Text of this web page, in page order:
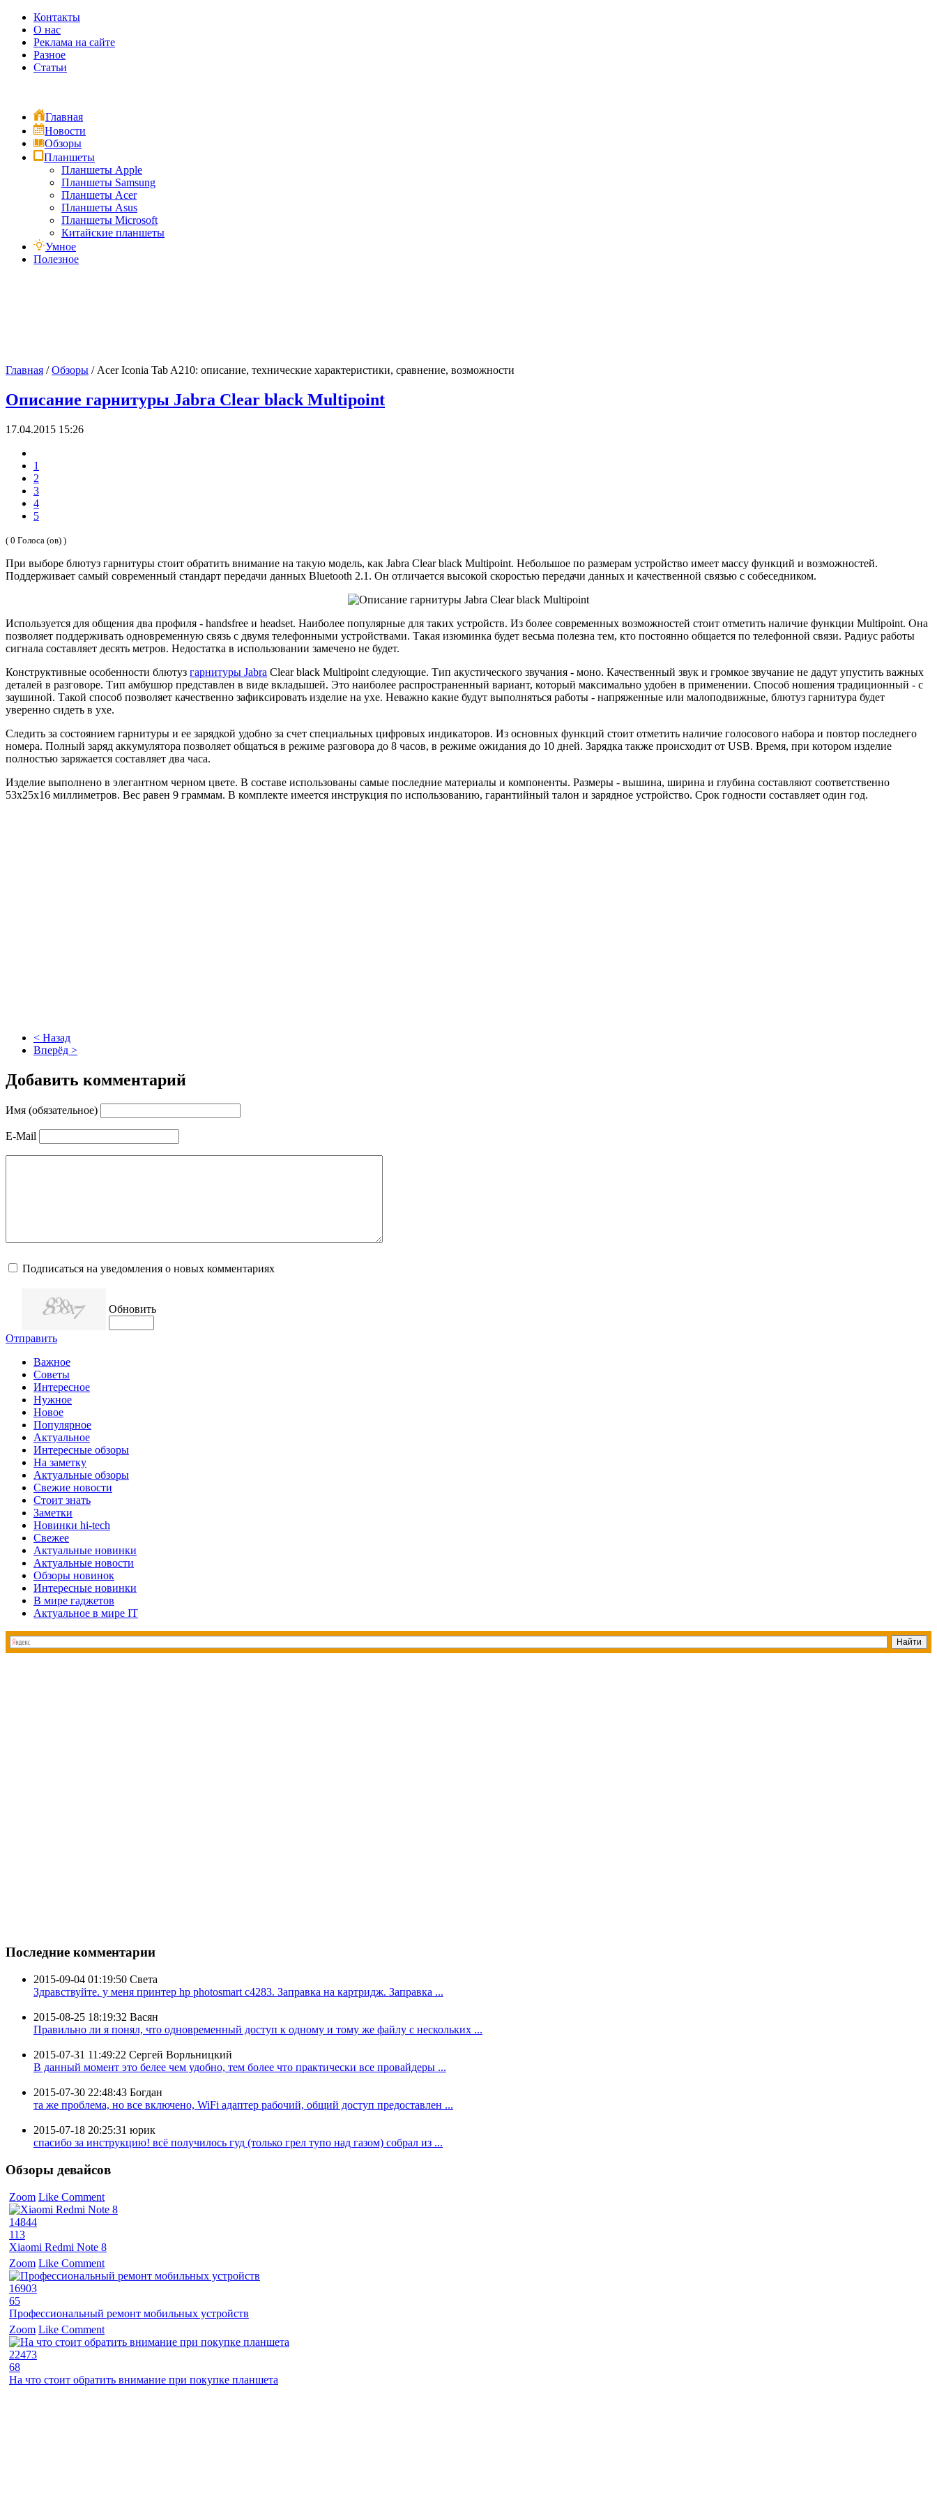
Контакты
О нас
Реклама на сайте
Разное
Статьи
Главная
Новости
Обзоры
Планшеты
Планшеты Apple
Планшеты Samsung
Планшеты Acer
Планшеты Asus
Планшеты Microsoft
Китайские планшеты
Умное
Полезное
Главная /Обзоры / Acer Iconia Tab A210: описание, технические характеристики, сравнение, возможности
Описание гарнитуры Jabra Clear black Multipoint
17.04.2015 15:26
1
2
3
4
5
( 0 Голоса (ов) )
При выборе блютуз гарнитуры стоит обратить внимание на такую модель, как Jabra Clear black Multipoint. Небольшое по размерам устройство имеет массу функций и возможностей.
Поддерживает самый современный стандарт передачи данных Bluetooth 2.1. Он отличается высокой скоростью передачи данных и качественной связью с собеседником.
Используется для общения два профиля - handsfree и headset. Наиболее популярные для таких устройств. Из более современных возможностей стоит отметить наличие функции Multipoint. Она
позволяет поддерживать одновременную связь с двумя телефонными устройствами. Такая изюминка будет весьма полезна тем, кто постоянно общается по телефонной связи. Радиус работы
сигнала составляет десять метров. Недостатка в использовании замечено не будет.
Конструктивные особенности блютуз гарнитуры Jabra Clear black Multipoint следующие. Тип акустического звучания - моно. Качественный звук и громкое звучание не дадут упустить важных
деталей в разговоре. Тип амбушюр представлен в виде вкладышей. Это наиболее распространенный вариант, который максимально удобен в применении. Способ ношения традиционный - с
заушиной. Такой способ позволяет качественно зафиксировать изделие на ухе. Неважно какие будут выполняться работы - напряженные или малоподвижные, блютуз гарнитура будет
уверенно сидеть в ухе.
Следить за состоянием гарнитуры и ее зарядкой удобно за счет специальных цифровых индикаторов. Из основных функций стоит отметить наличие голосового набора и повтор последнего
номера. Полный заряд аккумулятора позволяет общаться в режиме разговора до 8 часов, в режиме ожидания до 10 дней. Зарядка также происходит от USB. Время, при котором изделие
полностью заряжается составляет два часа.
Изделие выполнено в элегантном черном цвете. В составе использованы самые последние материалы и компоненты. Размеры - вышина, ширина и глубина составляют соответственно
53х25х16 миллиметров. Вес равен 9 граммам. В комплекте имеется инструкция по использованию, гарантийный талон и зарядное устройство. Срок годности составляет один год.
< Назад
Вперёд >
Добавить комментарий
Имя (обязательное)
E-Mail
Подписаться на уведомления о новых комментариях
Обновить
Отправить
Важное
Советы
Интересное
Нужное
Новое
Популярное
Актуальное
Интересные обзоры
На заметку
Актуальные обзоры
Свежие новости
Стоит знать
Заметки
Новинки hi-tech
Свежее
Актуальные новинки
Актуальные новости
Обзоры новинок
Интересные новинки
В мире гаджетов
Актуальное в мире IT
Последние комментарии
2015-09-04 01:19:50 Света
Здравствуйте. у меня принтер hp photosmart c4283. Заправка на картридж. Заправка ...
2015-08-25 18:19:32 Васян
Правильно ли я понял, что одновременный доступ к одному и тому же файлу с нескольких ...
2015-07-31 11:49:22 Сергей Ворльницкий
В данный момент это белее чем удобно, тем более что практически все провайдеры ...
2015-07-30 22:48:43 Богдан
та же проблема, но все включено, WiFi адаптер рабочий, общий доступ предоставлен ...
2015-07-18 20:25:31 юрик
спасибо за инструкцию! всё получилось гуд (только грел тупо над газом) собрал из ...
Обзоры девайсов
Zoom Like Comment
14844
113
Xiaomi Redmi Note 8
Zoom Like Comment
16903
65
Профессиональный ремонт мобильных устройств
Zoom Like Comment
22473
68
На что стоит обратить внимание при покупке планшета